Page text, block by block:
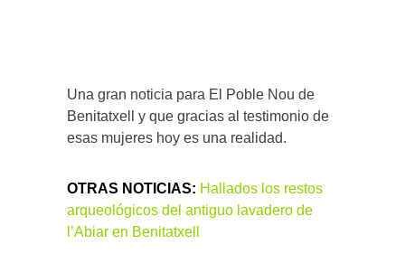
Una gran noticia para El Poble Nou de
Benitatxell y que gracias al testimonio de
esas mujeres hoy es una realidad.
OTRAS NOTICIAS: Hallados los restos
arqueológicos del antiguo lavadero de
l’Abiar en Benitatxell